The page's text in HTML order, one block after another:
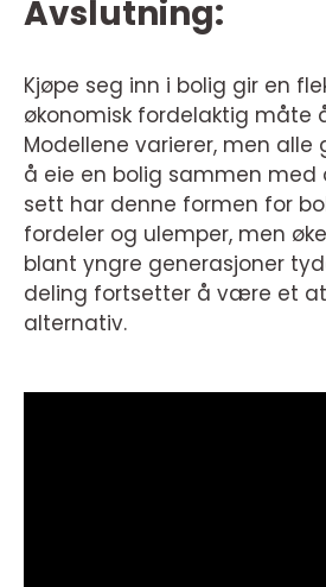
Avslutning:
Kjøpe seg inn i bolig gir en
økonomisk fordelaktig måte
Modellene varierer, men alle
å eie en bolig sammen med
sett har denne formen for
fordeler og ulemper, men
blant yngre generasjoner
deling fortsetter å være et
alternativ.